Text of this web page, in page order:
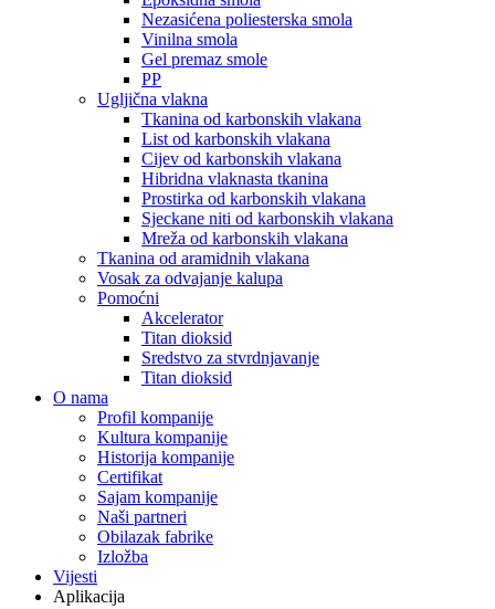
Nezasićena poliesterska smola
Vinilna smola
Gel premaz smole
PP
Ugljična vlakna
Tkanina od karbonskih vlakana
List od karbonskih vlakana
Cijev od karbonskih vlakana
Hibridna vlaknasta tkanina
Prostirka od karbonskih vlakana
Sjeckane niti od karbonskih vlakana
Mreža od karbonskih vlakana
Tkanina od aramidnih vlakana
Vosak za odvajanje kalupa
Pomoćni
Akcelerator
Titan dioksid
Sredstvo za stvrdnjavanje
Titan dioksid
O nama
Profil kompanije
Kultura kompanije
Historija kompanije
Certifikat
Sajam kompanije
Naši partneri
Obilazak fabrike
Izložba
Vijesti
Aplikacija